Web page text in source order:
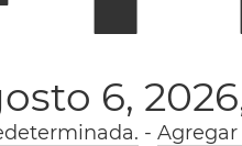
6,
- Agregar